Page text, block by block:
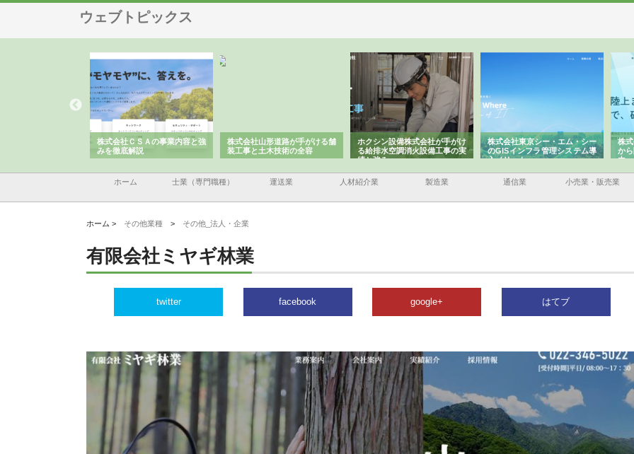
ウェブトピックス
株式会社ＣＳＡの事業内容と強
みを徹底解説
株式会社山形道路が手がける舗
装工事と土木技術の全容
ホクシン設備株式会社が手がけ
る給排水空調消火設備工事の実
績と強み
株式会社東京シー・エム・シー
のGISインフラ管理システム導
入メリット
株
か
由
ホーム 士業（専門職種） 運送業 人材紹介業 製造業 通信業 小売業・販売業
ホーム > その他業種 > その他_法人・企業
有限会社ミヤギ林業
twitter facebook google+ はてブ